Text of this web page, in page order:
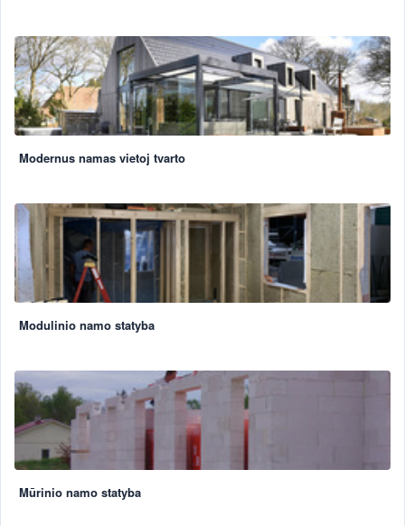
Modernus namas vietoj tvarto
Modulinio namo statyba
Mūrinio namo statyba